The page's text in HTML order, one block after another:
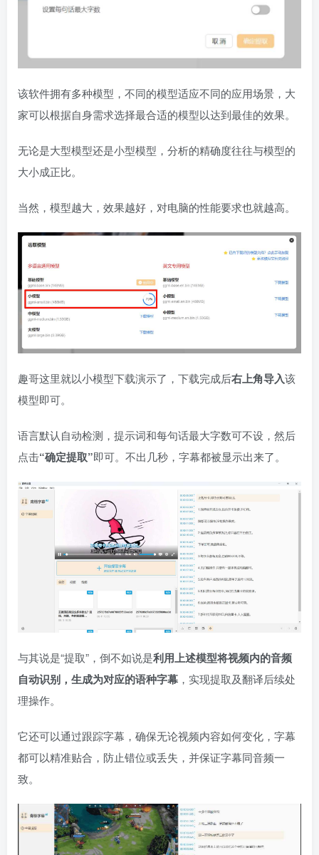
该软件拥有多种模型，不同的模型适应不同的应用场景，大
家可以根据自身需求选择最合适的模型以达到最佳的效果。
无论是大型模型还是小型模型，分析的精确度往往与模型的
大小成正比。
当然，模型越大，效果越好，对电脑的性能要求也就越高。
趣哥这里就以小模型下载演示了，下载完成后右上角导入该
模型即可。
语言默认自动检测，提示词和每句话最大字数可不设，然后
点击“确定提取”即可。不出几秒，字幕都被显示出来了。
与其说是“提取”，倒不如说是利用上述模型将视频内的音频
自动识别，生成为对应的语种字幕 ，实现提取及翻译后续处
理操作。
它还可以通过跟踪字幕，确保无论视频内容如何变化，字幕
都可以精准贴合，防止错位或丢失，并保证字幕同音频一
致。